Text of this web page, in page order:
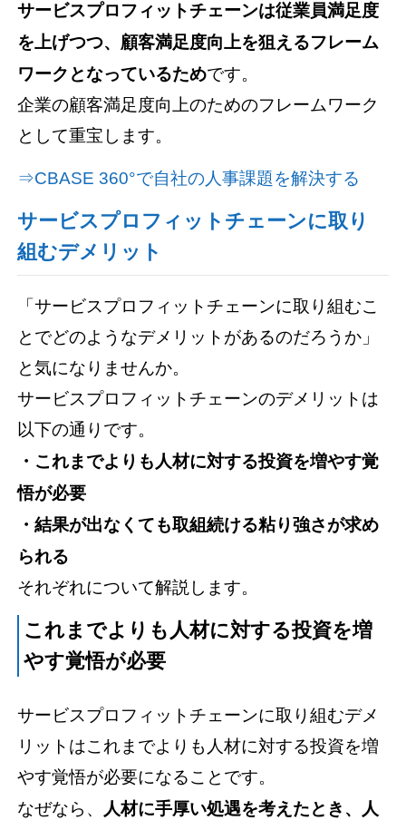
サービスプロフィットチェーンは従業員満足度
を上げつつ、顧客満足度向上を狙えるフレーム
ワークとなっているためです。
企業の顧客満足度向上のためのフレームワーク
として重宝します。
⇒CBASE 360°で自社の人事課題を解決する
サービスプロフィットチェーンに取り
組むデメリット
「サービスプロフィットチェーンに取り組むこ
とでどのようなデメリットがあるのだろうか」
と気になりませんか。
サービスプロフィットチェーンのデメリットは
以下の通りです。
・これまでよりも人材に対する投資を増やす覚
悟が必要
・結果が出なくても取組続ける粘り強さが求め
られる
それぞれについて解説します。
これまでよりも人材に対する投資を増
やす覚悟が必要
サービスプロフィットチェーンに取り組むデメ
リットはこれまでよりも人材に対する投資を増
やす覚悟が必要になることです。
なぜなら、
人材に手厚い処遇を考えたとき、人